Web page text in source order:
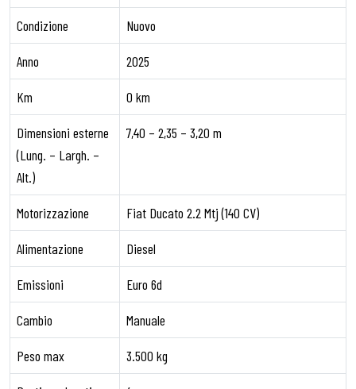
Condizione Nuovo
Anno 2025
Km 0 km
Dimensioni esterne
(Lung. – Largh. –
Alt.)
7,40 – 2,35 – 3,20 m
Motorizzazione Fiat Ducato 2.2 Mtj (140 CV)
Alimentazione Diesel
Emissioni Euro 6d
Cambio Manuale
Peso max 3.500 kg